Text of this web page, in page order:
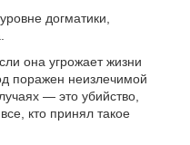
догматики,
она угрожает жизни
поражен неизлечимой
— это убийство,
кто принял такое